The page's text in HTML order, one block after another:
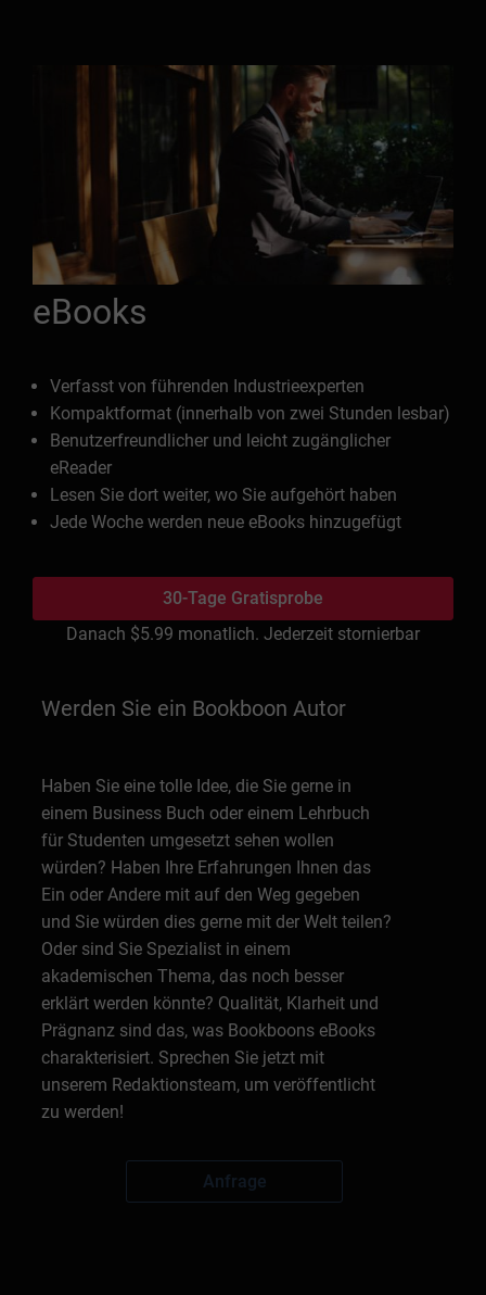
eBooks
Verfasst von führenden Industrieexperten
Kompaktformat (innerhalb von zwei Stunden lesbar)
Benutzerfreundlicher und leicht zugänglicher
eReader
Lesen Sie dort weiter, wo Sie aufgehört haben
Jede Woche werden neue eBooks hinzugefügt
30-Tage Gratisprobe
Danach $5.99 monatlich. Jederzeit stornierbar
Werden Sie ein Bookboon Autor
Haben Sie eine tolle Idee, die Sie gerne in
einem Business Buch oder einem Lehrbuch
für Studenten umgesetzt sehen wollen
würden? Haben Ihre Erfahrungen Ihnen das
Ein oder Andere mit auf den Weg gegeben
und Sie würden dies gerne mit der Welt teilen?
Oder sind Sie Spezialist in einem
akademischen Thema, das noch besser
erklärt werden könnte? Qualität, Klarheit und
Prägnanz sind das, was Bookboons eBooks
charakterisiert. Sprechen Sie jetzt mit
unserem Redaktionsteam, um veröffentlicht
zu werden!
Anfrage